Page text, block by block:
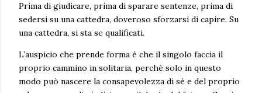
Prima di giudicare, prima di sparare sentenze, prima di
sedersi su una cattedra, doveroso sforzarsi di capire. Su
una cattedra, si sta se qualificati.
L’auspicio che prende forma è che il singolo faccia il
proprio cammino in solitaria, perchè solo in questo
modo può nascere la consapevolezza di sè e del proprio